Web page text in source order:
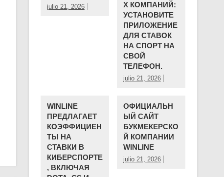
julio 21, 2026
Х КОМПАНИЙ:
УСТАНОВИТЕ
ПРИЛОЖЕНИЕ
ДЛЯ СТАВОК
НА СПОРТ НА
СВОЙ
ТЕЛЕФОН.
julio 21, 2026
WINLINE
ПРЕДЛАГАЕТ
КОЭФФИЦИЕН
ТЫ НА
СТАВКИ В
КИБЕРСПОРТЕ
, ВКЛЮЧАЯ
ОФИЦИАЛЬН
ЫЙ САЙТ
БУКМЕКЕРСКО
Й КОМПАНИИ ️
WINLINE
julio 21, 2026